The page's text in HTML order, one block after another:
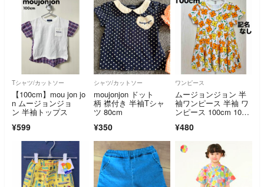
Tシャツ/カットソー
【100cm】mou jon jo
n ムージョンジョ
ン 半袖トップス
¥599
シャツ/カットソー
moujonjon ドット
柄 襟付き 半袖Tシャ
ツ 80cm
¥350
ワンピース
ムージョンジョン 半
袖ワンピース 半袖 ワ
ンピース 100cm 10
¥480